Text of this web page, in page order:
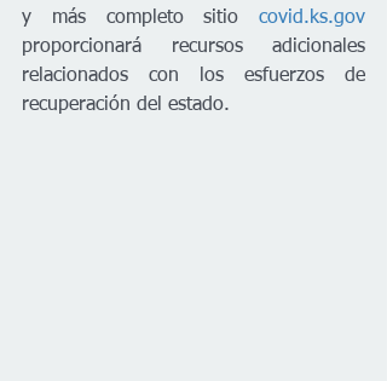
y más completo sitio covid.ks.gov
proporcionará recursos adicionales
relacionados con los esfuerzos de
recuperación del estado.